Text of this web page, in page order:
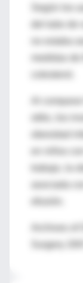
Según los
del tubo
medidas
otitis, los
obesidad
en niños
Archives
Surgery